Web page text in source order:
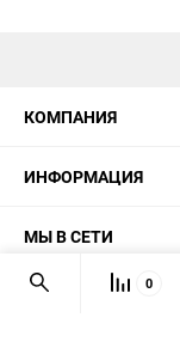
КОМПАНИЯ
ИНФОРМАЦИЯ
МЫ В СЕТИ
КОНТАКТЫ
0